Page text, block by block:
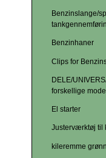
Benzinslange/
Benzinhaner
Clips for
DELE/
forskellige
El starter
Justerværktøj til
kileremme